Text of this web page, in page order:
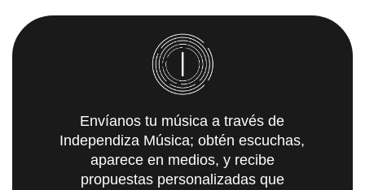
Envíanos tu música a través de
Independiza Música; obtén escuchas,
aparece en medios, y recibe
propuestas personalizadas que